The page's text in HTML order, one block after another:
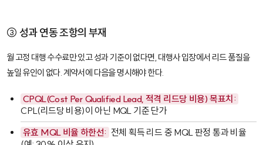
③ 성과 연동 조항의 부재
월 고정 대행 수수료만 있고 성과 기준이 없다면, 대행사 입장에서 리드 품질을
높일 유인이 없다. 계약서에 다음을 명시해야 한다.
CPQL(Cost Per Qualified Lead, 적격 리드당 비용) 목표치:
CPL(리드당 비용)이 아닌 MQL 기준 단가
유효 MQL 비율 하한선: 전체 획득 리드 중 MQL 판정 통과 비율